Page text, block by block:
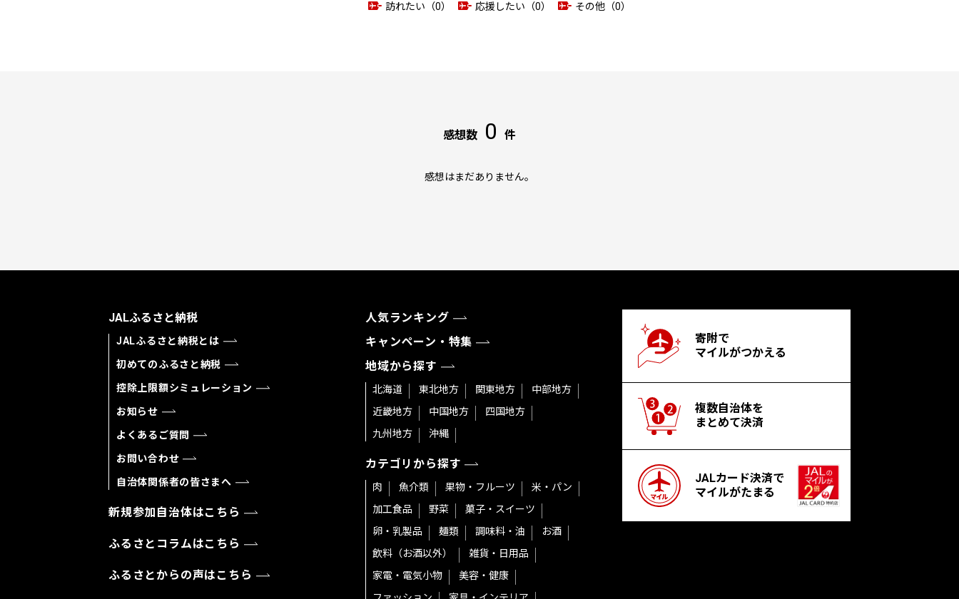
訪れたい（0）
応援したい（0） その他（0）
感想数 0 件
感想はまだありません。
JALふるさと納税
JALふるさと納税とは
初めてのふるさと納税
控除上限額シミュレーション
お知らせ
よくあるご質問
お問い合わせ
自治体関係者の皆さまへ
新規参加自治体はこちら
ふるさとコラムはこちら
ふるさとからの声はこちら
人気ランキング
キャンペーン・特集
地域から探す
北海道 東北地方 関東地方
中部地方
近畿地方
中国地方
四国地方
九州地方
沖縄
カテゴリから探す
肉 魚介類 果物・フルーツ
米・パン
加工食品
野菜
菓子・スイーツ
卵・乳製品
麺類 調味料・油
お酒
飲料（お酒以外）
雑貨・日用品
家電・電気小物
美容・健康
寄附で
マイルがつかえる
複数自治体を
まとめて決済
JALカード決済で
マイルがたまる